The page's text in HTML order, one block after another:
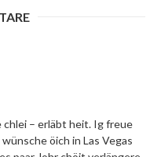
chlei – erläbt heit. Ig freue
öich in Las Vegas